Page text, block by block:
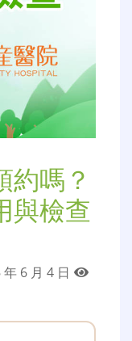
約嗎？
與檢查
6 月 4 日